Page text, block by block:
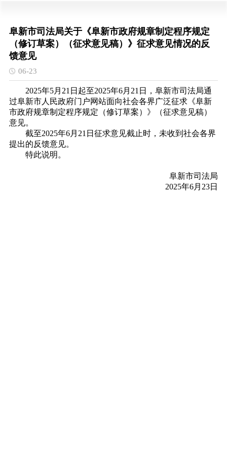
阜新市司法局关于《阜新市政府规章制定程序规定
（修订草案）（征求意见稿）》征求意见情况的反
馈意见
06-23
2025年5月21日起至2025年6月21日，阜新市司法局通
过阜新市人民政府门户网站面向社会各界广泛征求《阜新
市政府规章制定程序规定（修订草案）》（征求意见稿）
意见。
截至2025年6月21日征求意见截止时，未收到社会各界
提出的反馈意见。
特此说明。
阜新市司法局
2025年6月23日